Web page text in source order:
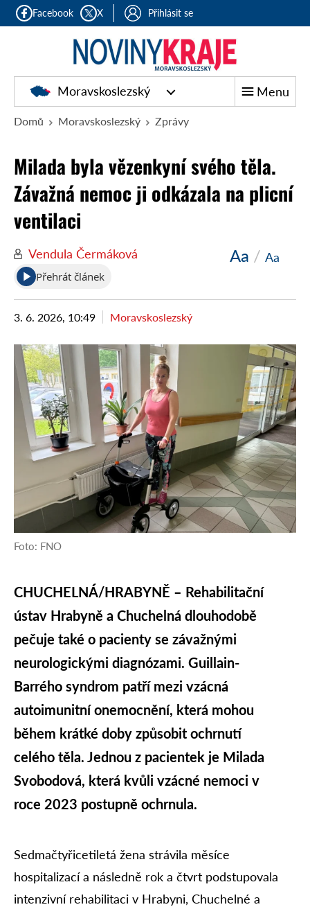
Facebook X Přihlásit se
Moravskoslezský Menu
Domů Moravskoslezský Zprávy
Milada byla vězenkyní svého těla.
Závažná nemoc ji odkázala na plicní
ventilaci
Vendula Čermáková Aa / Aa
Přehrát článek
3. 6. 2026, 10:49 Moravskoslezský
Foto: FNO
CHUCHELNÁ/HRABYNĚ – Rehabilitační
ústav Hrabyně a Chuchelná dlouhodobě
pečuje také o pacienty se závažnými
neurologickými diagnózami. Guillain-
Barrého syndrom patří mezi vzácná
autoimunitní onemocnění, která mohou
během krátké doby způsobit ochrnutí
celého těla. Jednou z pacientek je Milada
Svobodová, která kvůli vzácné nemoci v
roce 2023 postupně ochrnula.
Sedmačtyřicetiletá žena strávila měsíce
hospitalizací a následně rok a čtvrt podstupovala
intenzivní rehabilitaci v Hrabyni, Chuchelné a